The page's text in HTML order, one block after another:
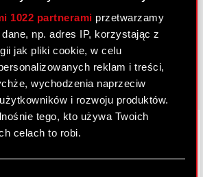
1022 partnerami przetwarzamy
np. adres IP, korzystając z
jak pliki cookie, w celu
reklam i treści,
wychodzenia naprzeciw
i rozwoju produktów.
tego, kto używa Twoich
celach to robi.
LinkedIn